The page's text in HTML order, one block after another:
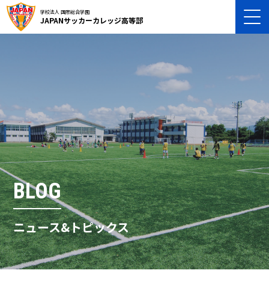
学校法人 国際総合学園
JAPANサッカーカレッジ高等部
BLOG
ニュース&トピックス